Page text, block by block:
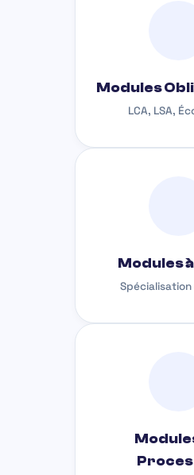
Modules
LCA, LSA,
Modules
Spécialisation